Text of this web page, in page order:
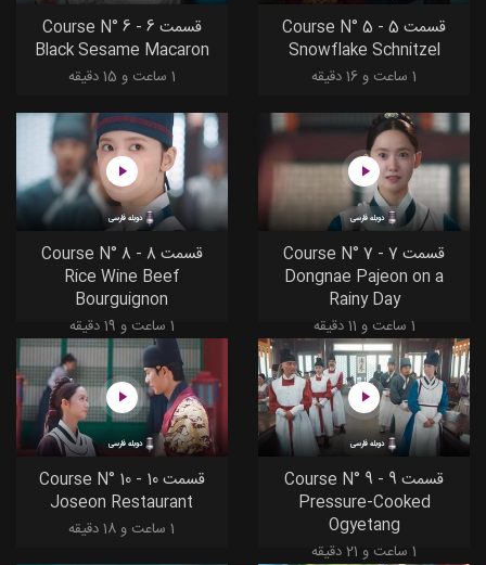
قسمت 5 - Course N° 5
Snowflake Schnitzel
1 ساعت و 16 دقیقه
قسمت 6 - Course N° 6
Black Sesame Macaron
1 ساعت و 15 دقیقه
دوبله فارسی
قسمت 7 - Course N° 7
Dongnae Pajeon on a
Rainy Day
1 ساعت و 11 دقیقه
دوبله فارسی
قسمت 8 - Course N° 8
Rice Wine Beef
Bourguignon
1 ساعت و 19 دقیقه
دوبله فارسی
قسمت 9 - Course N° 9
Pressure-Cooked
Ogyetang
1 ساعت و 21 دقیقه
دوبله فارسی
قسمت 10 - Course N° 10
Joseon Restaurant
1 ساعت و 18 دقیقه